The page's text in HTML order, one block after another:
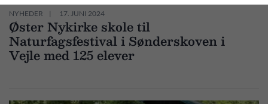
NYHEDER 17. JUNI 2024
Øster Nykirke skole til
Naturfagsfestival i Sønderskoven i
Vejle med 125 elever